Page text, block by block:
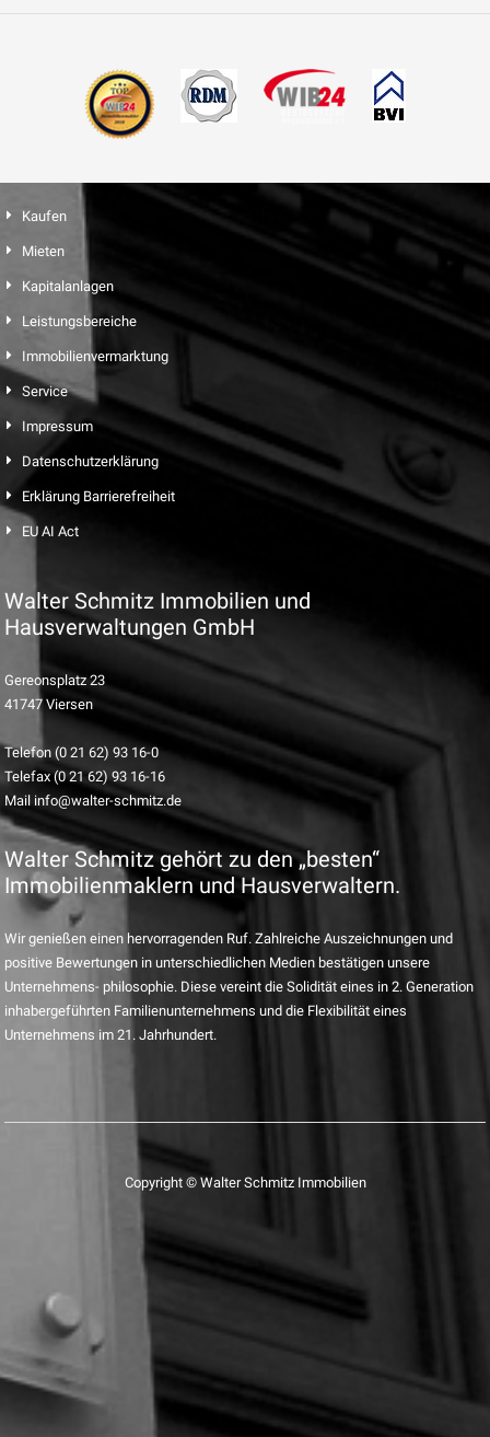
Kaufen
Mieten
Kapitalanlagen
Leistungsbereiche
Immobilienvermarktung
Service
Impressum
Datenschutzerklärung
Erklärung Barrierefreiheit
EU AI Act
Walter Schmitz Immobilien und
Hausverwaltungen GmbH
Gereonsplatz 23
41747 Viersen
Telefon (0 21 62) 93 16-0
Telefax (0 21 62) 93 16-16
Mail info@walter-schmitz.de
Walter Schmitz gehört zu den „besten“
Immobilienmaklern und Hausverwaltern.
Wir genießen einen hervorragenden Ruf. Zahlreiche Auszeichnungen und
positive Bewertungen in unterschiedlichen Medien bestätigen unsere
Unternehmens- philosophie. Diese vereint die Solidität eines in 2. Generation
inhabergeführten Familienunternehmens und die Flexibilität eines
Unternehmens im 21. Jahrhundert.
Copyright © Walter Schmitz Immobilien